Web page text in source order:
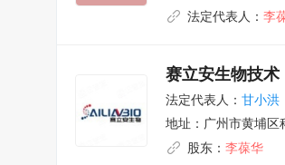
法定代表人： 李
赛立安生物技术
法定代表人： 甘小洪
地址： 广州市黄埔
股东： 李葆华